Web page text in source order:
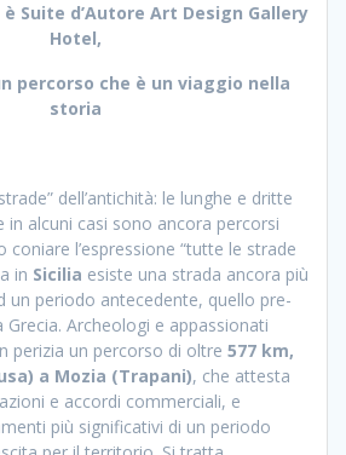
Suite d’Autore Art Design Gallery
Hotel,
percorso che è un viaggio nella
storia
dell’antichità: le lunghe e dritte
in alcuni casi sono ancora percorsi
l’espressione “tutte le strade
in Sicilia esiste una strada ancora più
un periodo antecedente, quello pre-
Archeologi e appassionati
perizia un percorso di oltre 577 km,
a Mozia (Trapani), che attesta
e accordi commerciali, e
più significativi di un periodo